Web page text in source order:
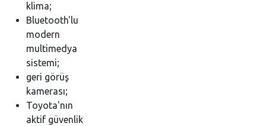
klima;
Bluetooth'lu
modern
multimedya
sistemi;
geri görüş
kamerası;
Toyota'nın
aktif güvenlik